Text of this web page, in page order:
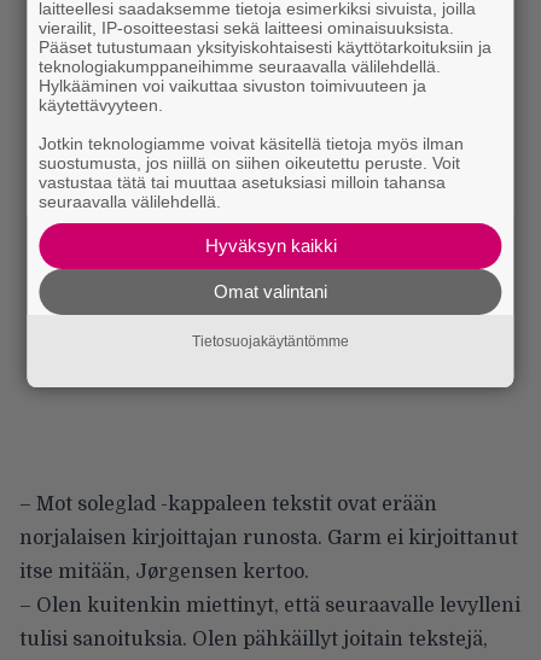
– Mot soleglad -kappaleen tekstit ovat erään
norjalaisen kirjoittajan runosta. Garm ei kirjoittanut
itse mitään, Jørgensen kertoo.
– Olen kuitenkin miettinyt, että seuraavalle levylleni
tulisi sanoituksia. Olen pähkäillyt joitain tekstejä,
laitteellesi saadaksemme tietoja esimerkiksi sivuista, joilla
vierailit, IP-osoitteestasi sekä laitteesi ominaisuuksista.
Pääset tutustumaan yksityiskohtaisesti käyttötarkoituksiin ja
teknologiakumppaneihimme seuraavalla välilehdellä.
Hylkääminen voi vaikuttaa sivuston toimivuuteen ja
käytettävyyteen.
Jotkin teknologiamme voivat käsitellä tietoja myös ilman
suostumusta, jos niillä on siihen oikeutettu peruste. Voit
vastustaa tätä tai muuttaa asetuksiasi milloin tahansa
seuraavalla välilehdellä.
Hyväksyn kaikki
Omat valintani
Tietosuojakäytäntömme